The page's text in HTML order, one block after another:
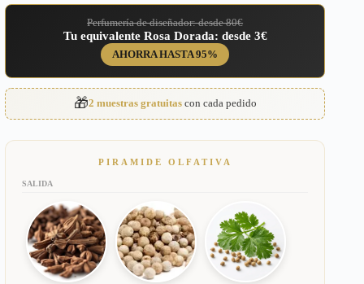
Mujer
Perfumería de diseñador: desde 80€
Tu equivalente Rosa Dorada: desde 3€
AHORRA HASTA 95%
🎁2 muestras gratuitascon cada pedido
PIRAMIDE OLFATIVA
SALIDA